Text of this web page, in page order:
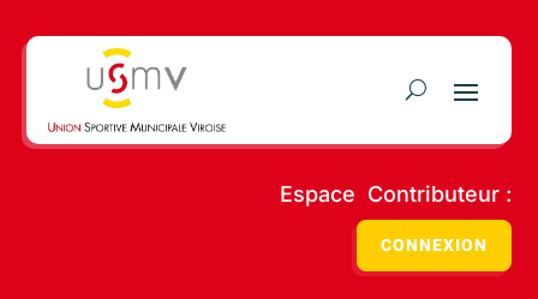
Espace Contributeur :
CONNEXION